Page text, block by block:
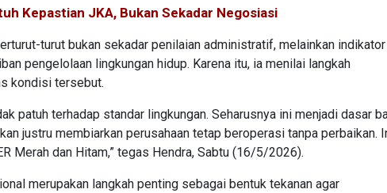
Kepastian JKA, Bukan Sekadar Negosiasi
turut bukan sekadar penilaian administratif, melainkan indikator
pengelolaan lingkungan hidup. Karena itu, ia menilai langkah
kondisi tersebut.
patuh terhadap standar lingkungan. Seharusnya ini menjadi dasar
justru membiarkan perusahaan tetap beroperasi tanpa perbaikan.
Merah dan Hitam,” tegas Hendra, Sabtu (16/5/2026).
merupakan langkah penting sebagai bentuk tekanan agar